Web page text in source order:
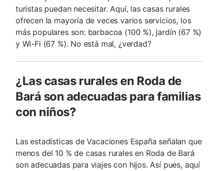
turistas puedan necesitar. Aquí, las casas rurales
ofrecen la mayoría de veces varios servicios, los
más populares son: barbacoa (100 %), jardín (67 %)
y Wi-Fi (67 %). No está mal, ¿verdad?
¿Las casas rurales en Roda de
Bará son adecuadas para familias
con niños?
Las estadísticas de Vacaciones España señalan que
menos del 10 % de casas rurales en Roda de Bará
son adecuadas para viajes con hijos. Así pues, aquí